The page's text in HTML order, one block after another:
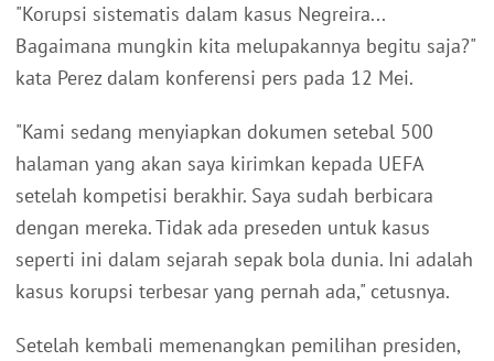
"Korupsi sistematis dalam kasus Negreira...
Bagaimana mungkin kita melupakannya begitu saja?"
kata Perez dalam konferensi pers pada 12 Mei.
"Kami sedang menyiapkan dokumen setebal 500
halaman yang akan saya kirimkan kepada UEFA
setelah kompetisi berakhir. Saya sudah berbicara
dengan mereka. Tidak ada preseden untuk kasus
seperti ini dalam sejarah sepak bola dunia. Ini adalah
kasus korupsi terbesar yang pernah ada," cetusnya.
Setelah kembali memenangkan pemilihan presiden,